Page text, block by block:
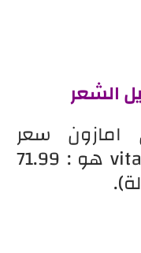
الشعر
امازون سعر
حبوب فيتاهير من vitagreen هو : 71.99